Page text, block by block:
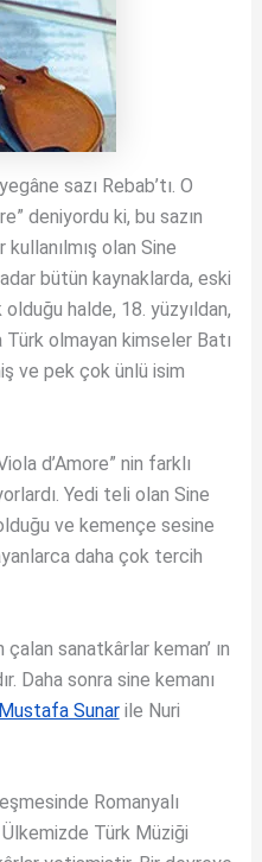
sazı Rebab’tı. O
deniyordu ki, bu sazın
kullanılmış olan Sine
bütün kaynaklarda, eski
olduğu halde, 18. yüzyıldan,
Türk olmayan kimseler Batı
ve pek çok ünlü isim
d’Amore” nin farklı
Yedi teli olan Sine
ve kemençe sesine
daha çok tercih
sanatkârlar keman’ ın
Daha sonra sine kemanı
Mustafa Sunarile Nuri
Romanyalı
Türk Müziği